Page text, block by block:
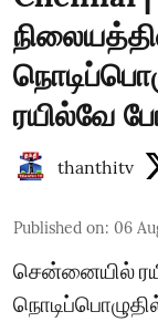
ரயில்வே
thanthitv
Published on: 06
சென்னையில்